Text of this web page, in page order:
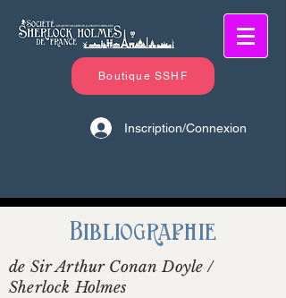
Boutique SSHF
Inscription/Connexion
Bibliographie
de Sir Arthur Conan Doyle /
Sherlock Holmes